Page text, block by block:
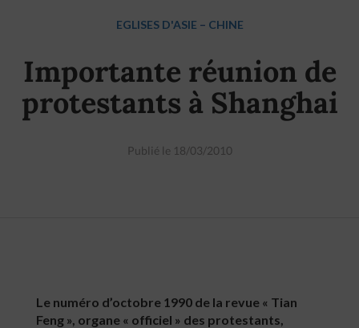
EGLISES D'ASIE – CHINE
Importante réunion de
protestants à Shanghai
Publié le 18/03/2010
Le numéro d’octobre 1990 de la revue « Tian
Feng », organe « officiel » des protestants,